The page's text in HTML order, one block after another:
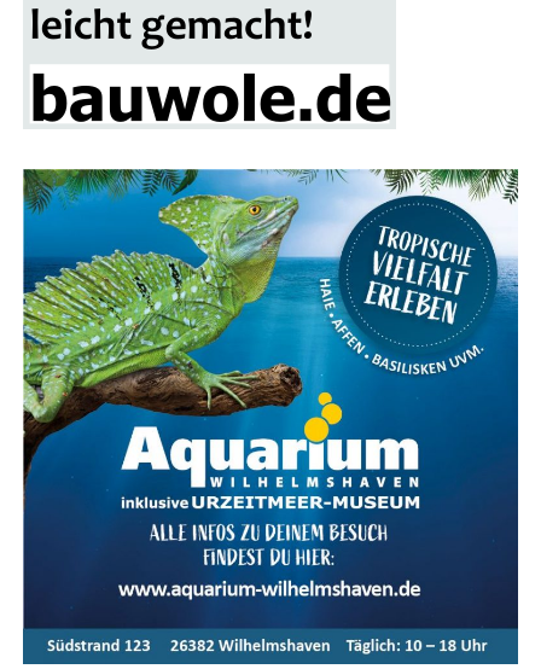
Pri­va­te Nut­zung erlaubt:Dein Dienst­rad darf
nicht nur den Arbeits­weg, son­dern auch Frei­zeit-
und Urlaubs­fahr­ten meistern.
Fahr­rad nach Wahl:Ob E‑Bike, Las­ten­rad oder
Dienst­rad wird.
Ein­fach online:Behal­te alle Pro­zes­se rund um
Dein Dienst­rad jeder­zeit bequem online im Blick
über das Bikeleasing-Portal.
Gute Absi­che­rung:
Dank umfas­sen­der Ver­si­che­
rungs­lö­sun­gen bist Du bei Dieb­stahl, Unfall oder
auch in Zei­ten wie Kün­di­gung und Eltern­zeit gut
abgesichert.
Dein Weg zum Bikeleasing-Dienstrad
Arbeit­ge­ber-Regis­trie­rung:Dein Arbeit­ge­ber
regis­triert sich im Bikeleasing-Portal.
Arbeit­neh­mer-Regis­trie­rung:Du mel­dest Dich
Wunsch­rad aus­wäh­len:Such Dir Dein Traum­rad